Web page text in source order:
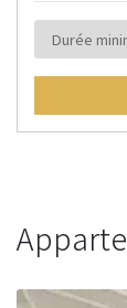
Durée